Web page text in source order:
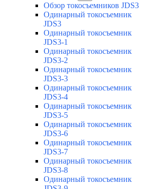
Обзор токосъемников JDS3
Одинарный токосъемник
JDS3
Одинарный токосъемник
JDS3-1
Одинарный токосъемник
JDS3-2
Одинарный токосъемник
JDS3-3
Одинарный токосъемник
JDS3-4
Одинарный токосъемник
JDS3-5
Одинарный токосъемник
JDS3-6
Одинарный токосъемник
JDS3-7
Одинарный токосъемник
JDS3-8
Одинарный токосъемник